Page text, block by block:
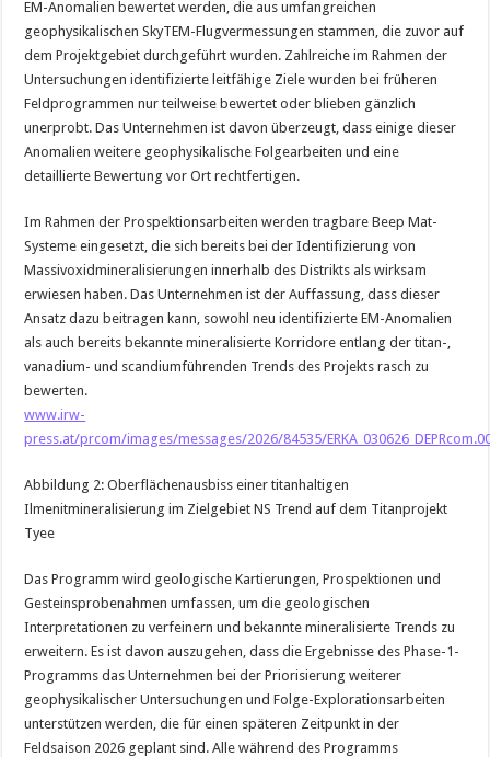
EM-Anomalien bewertet werden, die aus umfangreichen
geophysikalischen SkyTEM-Flugvermessungen stammen, die zuvor auf
dem Projektgebiet durchgeführt wurden. Zahlreiche im Rahmen der
Untersuchungen identifizierte leitfähige Ziele wurden bei früheren
Feldprogrammen nur teilweise bewertet oder blieben gänzlich
unerprobt. Das Unternehmen ist davon überzeugt, dass einige dieser
Anomalien weitere geophysikalische Folgearbeiten und eine
detaillierte Bewertung vor Ort rechtfertigen.
Im Rahmen der Prospektionsarbeiten werden tragbare Beep Mat-
Systeme eingesetzt, die sich bereits bei der Identifizierung von
Massivoxidmineralisierungen innerhalb des Distrikts als wirksam
erwiesen haben. Das Unternehmen ist der Auffassung, dass dieser
Ansatz dazu beitragen kann, sowohl neu identifizierte EM-Anomalien
als auch bereits bekannte mineralisierte Korridore entlang der titan-,
vanadium- und scandiumführenden Trends des Projekts rasch zu
bewerten.
www.irw-
press.at/prcom/images/messages/2026/84535/
Abbildung 2: Oberflächenausbiss einer titanhaltigen
Ilmenitmineralisierung im Zielgebiet NS Trend auf dem Titanprojekt
Tyee
Das Programm wird geologische Kartierungen, Prospektionen und
Gesteinsprobenahmen umfassen, um die geologischen
Interpretationen zu verfeinern und bekannte mineralisierte Trends zu
erweitern. Es ist davon auszugehen, dass die Ergebnisse des Phase-1-
Programms das Unternehmen bei der Priorisierung weiterer
geophysikalischer Untersuchungen und Folge-Explorationsarbeiten
unterstützen werden, die für einen späteren Zeitpunkt in der
Feldsaison 2026 geplant sind. Alle während des Programms